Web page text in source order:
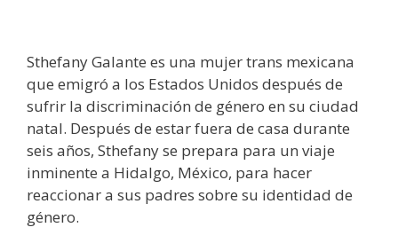
Sthefany Galante es una mujer trans mexicana
que emigró a los Estados Unidos después de
sufrir la discriminación de género en su ciudad
natal. Después de estar fuera de casa durante
seis años, Sthefany se prepara para un viaje
inminente a Hidalgo, México, para hacer
reaccionar a sus padres sobre su identidad de
género.